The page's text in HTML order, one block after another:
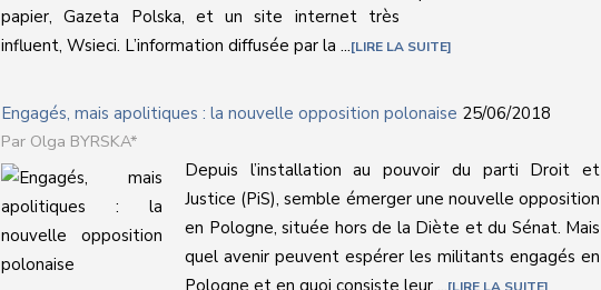
papier, Gazeta Polska, et un site internet très
influent, Wsieci. L’information diffusée par la ... LIRE LA SUITE
Engagés, mais apolitiques : la nouvelle opposition polonaise 25/06/2018
Olga BYRSKA*
Depuis l’installation au pouvoir du parti Droit et
Justice (PiS), semble émerger une nouvelle opposition
en Pologne, située hors de la Diète et du Sénat. Mais
quel avenir peuvent espérer les militants engagés en
Pologne et en quoi consiste leur ...
LIRE LA SUITE